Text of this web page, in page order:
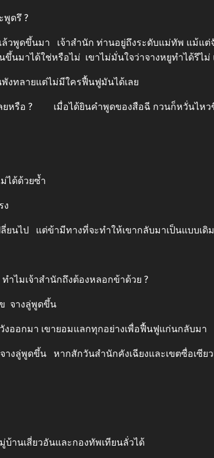
ดรึ ?
ดขึ้นมา เจ้าสำนัก ท่านอยู่ถึงระดับแม่ทัพ แม้แต่
มาได้ใช่หรือไม่ เขาไม่มั่นใจว่าจางหยูทำได้รึไม่
ทลายแต่ไม่มีใครฟื้นฟูมันได้เลย
รือ ? เมื่อได้ยินคำพูดของสือฉี กวนก็หวั่นไหวขึ้
ได้ด้วยซ้ำ
ง
นไป แต่ข้ามีทางที่จะทำให้เขากลับมาเป็นแบบเดิ
มเจ้าสำนักถึงต้องหลอกข้าด้วย ?
จางลู่พูดขึ้น
อกมา เขายอมแลกทุกอย่างเพื่อฟื้นฟูแก่นกลับมา
พูดขึ้น หากสักวันสำนักคังเฉียงและเขตซื่อเซียวเ
นเสี่ยวอันและกองทัพเทียนลั่วได้